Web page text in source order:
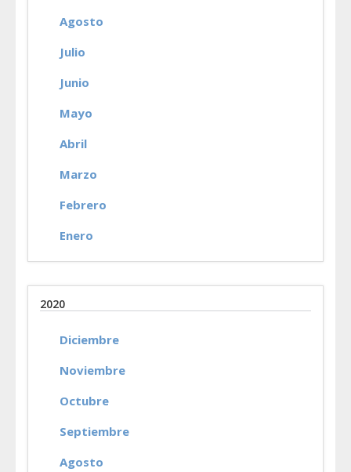
Agosto
Julio
Junio
Mayo
Abril
Marzo
Febrero
Enero
2020
Diciembre
Noviembre
Octubre
Septiembre
Agosto